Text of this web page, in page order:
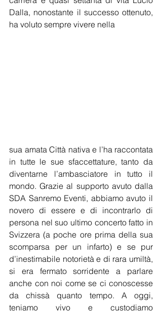
Dalla, nonostante il successo ottenuto,
ha voluto sempre vivere nella
sua amata Città nativa e l’ha raccontata
in tutte le sue sfaccettature, tanto da
diventarne l’ambasciatore in tutto il
mondo. Grazie al supporto avuto dalla
SDA Sanremo Eventi, abbiamo avuto il
novero di essere e di incontrarlo di
persona nel suo ultimo concerto fatto in
Svizzera (a poche ore prima della sua
scomparsa per un infarto) e se pur
d’inestimabile notorietà e di rara umiltà,
si era fermato sorridente a parlare
anche con noi come se ci conoscesse
da chissà quanto tempo. A oggi,
teniamo vivo e custodiamo